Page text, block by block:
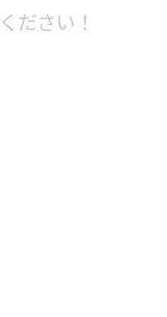
ださい！